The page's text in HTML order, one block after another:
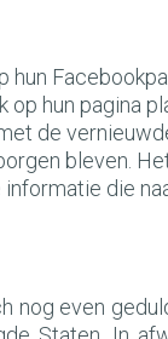
hun pagina
de
bleven.
die
nog even